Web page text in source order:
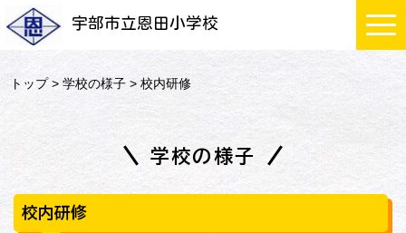
宇部市立恩田小学校
トップ>学校の様子 > 校内研修
学校の様子
校内研修